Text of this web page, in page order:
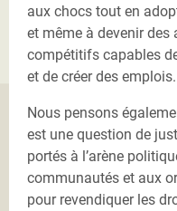
aux chocs tout en
et même à devenir
compétitifs capables
et de créer des emplois.
Nous pensons
est une question de
portés à l’arène
communautés et aux
pour revendiquer les